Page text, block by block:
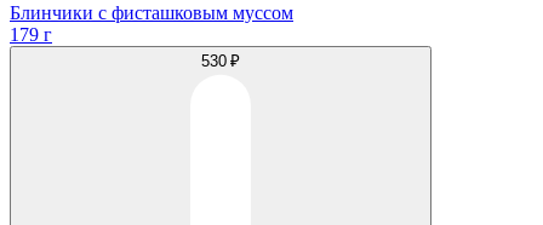
Блинчики с фисташковым муссом
179 г
530 ₽